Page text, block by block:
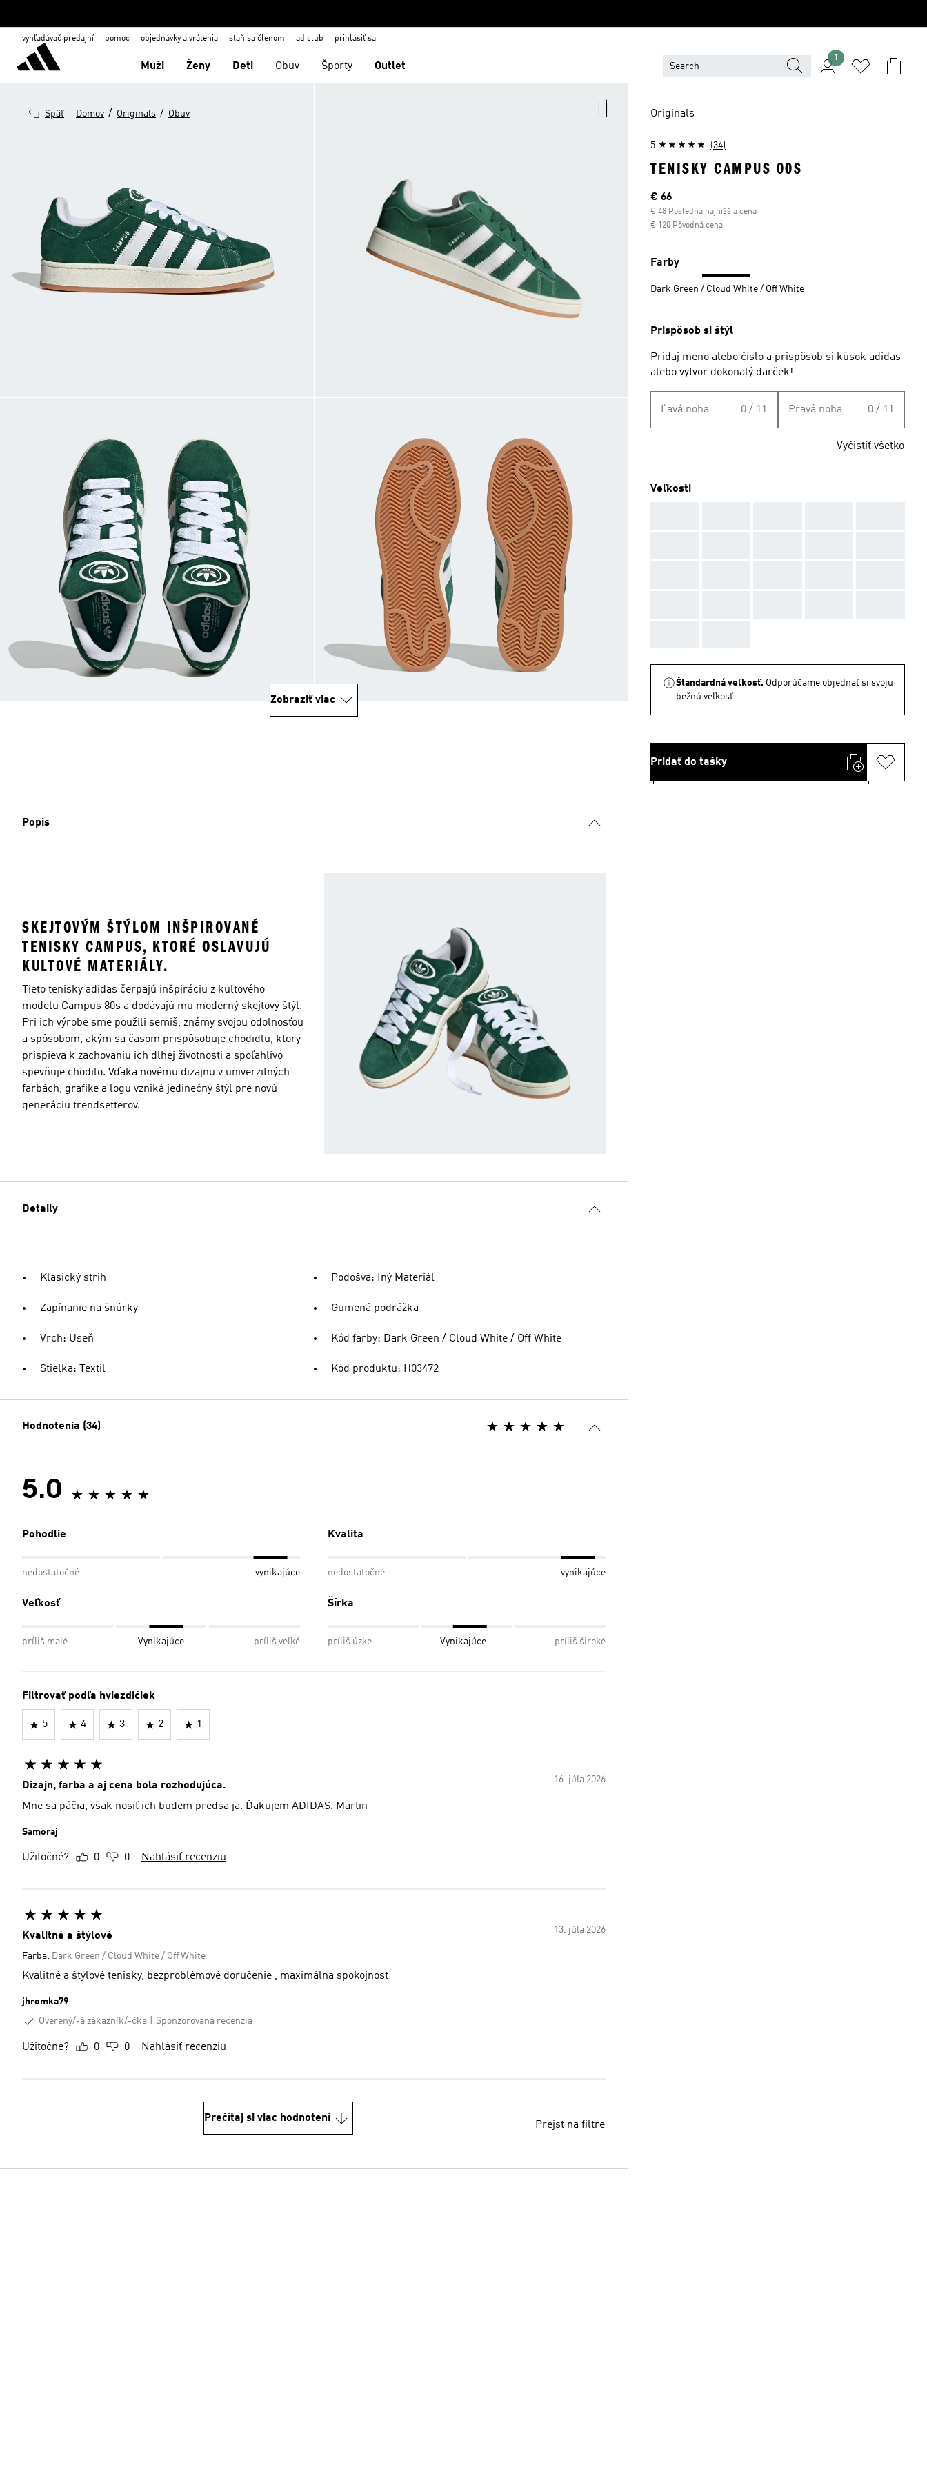
vyhľadávač predajní pomoc objednávky a vrátenia staň sa členom adiclub prihlásiť sa
Muži Ženy Deti Obuv Športy Outlet
1
Späť Domov / Originals / Obuv
Zobraziť viac
Popis
SKEJTOVÝM ŠTÝLOM INŠPIROVANÉ
TENISKY CAMPUS, KTORÉ OSLAVUJÚ
KULTOVÉ MATERIÁLY.
Tieto tenisky adidas čerpajú inšpiráciu z kultového
modelu Campus 80s a dodávajú mu moderný skejtový štýl.
Pri ich výrobe sme použili semiš, známy svojou odolnosťou
a spôsobom, akým sa časom prispôsobuje chodidlu, ktorý
prispieva k zachovaniu ich dlhej životnosti a spoľahlivo
spevňuje chodilo. Vďaka novému dizajnu v univerzitných
farbách, grafike a logu vzniká jedinečný štýl pre novú
generáciu trendsetterov.
Detaily
Klasický strih
Zapínanie na šnúrky
Vrch: Useň
Stielka: Textil
Podošva: Iný Materiál
Gumená podrážka
Kód farby: Dark Green / Cloud White / Off White
Kód produktu: H03472
Hodnotenia (34)
5.0
Pohodlie
nedostatočné vynikajúce
Kvalita
nedostatočné vynikajúce
Veľkosť
príliš malé Vynikajúce príliš veľké
Šírka
príliš úzke Vynikajúce príliš široké
Filtrovať podľa hviezdičiek
5 4 3 2 1
16. júla 2026
Dizajn, farba a aj cena bola rozhodujúca.
Mne sa páčia, však nosiť ich budem predsa ja. Ďakujem ADIDAS. Martin
Samoraj
Užitočné? 0 0 Nahlásiť recenziu
13. júla 2026
Kvalitné a štýlové
Farba: Dark Green / Cloud White / Off White
Kvalitné a štýlové tenisky, bezproblémové doručenie , maximálna spokojnosť
jhromka79
Overený/-á zákazník/-čka
Sponzorovaná recenzia
Užitočné? 0 0 Nahlásiť recenziu
Prečítaj si viac hodnotení
Prejsť na filtre
Originals
5 (34)
TENISKY CAMPUS 00S
Aktuálna cena
€ 66
€ 48 Posledná najnižšia cena
€ 120 Pôvodná cena
Farby
Dark Green / Cloud White / Off White
Prispôsob si štýl
Pridaj meno alebo číslo a prispôsob si kúsok adidas
alebo vytvor dokonalý darček!
Ľavá noha 0 / 11 Pravá noha 0 / 11
Vyčistiť všetko
Veľkosti
Štandardná veľkosť. Odporúčame objednať si svoju
bežnú veľkosť.
Pridať do tašky